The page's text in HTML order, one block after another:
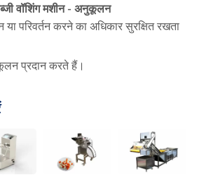
वॉशिंग मशीन - अनुकूलन
परिवर्तन करने का अधिकार सुरक्षित रखता
प्रदान करते हैं।